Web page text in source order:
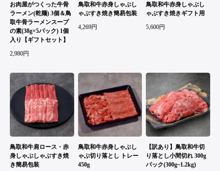
お肉屋がつくった牛骨
ラーメン(乾麺) 3個＆鳥
取牛骨ラーメンスープ
の素(38g×5パック) 1個
入り【ギフトセット】
2,980円
鳥取和牛赤身しゃぶし
ゃぶすき焼き簡易包装
4,269円
鳥取和牛赤身しゃぶし
ゃぶすき焼きギフト用
5,600円
鳥取和牛肩ロース・赤
身しゃぶしゃぶすき焼
き簡易包装
鳥取和牛赤身しゃぶし
ゃぶ切り落とし トレー
450g
【訳あり】鳥取和牛切
り落とし小間切れ 300g
パック(300g~1.2kg)